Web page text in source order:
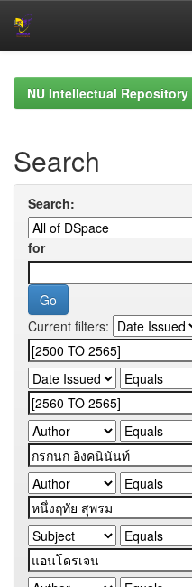
navigationNU Intellectual Repository
Search
Search:
for
Current filters: